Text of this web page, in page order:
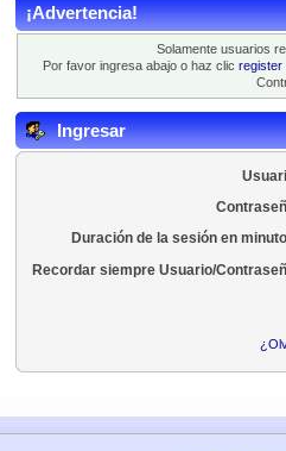
¡Advertencia!
Solamente usuarios
Por favor ingresa abajo o haz clic register
Ingresar
Duración de la sesión en
Recordar siempre Usuario/